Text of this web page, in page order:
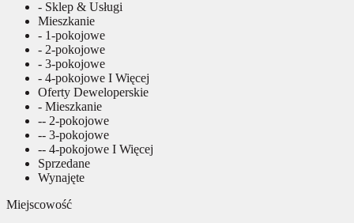
- Sklep & Usługi
Mieszkanie
- 1-pokojowe
- 2-pokojowe
- 3-pokojowe
- 4-pokojowe I Więcej
Oferty Deweloperskie
- Mieszkanie
-- 2-pokojowe
-- 3-pokojowe
-- 4-pokojowe I Więcej
Sprzedane
Wynajęte
Miejscowość